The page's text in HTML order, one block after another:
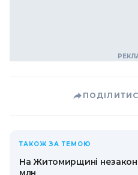
ТАКОЖ ЗА ТЕМОЮ
На Житомирщині
млн